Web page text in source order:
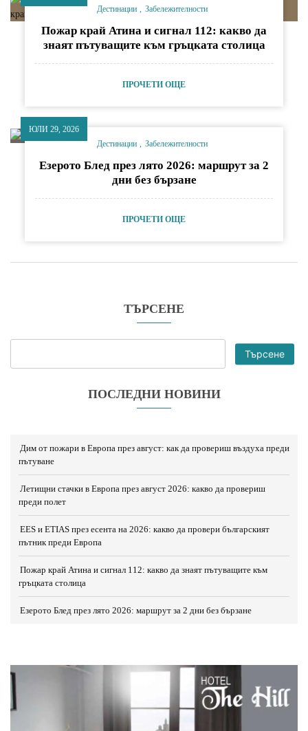
ТЪРСЕНЕ
Търсене
ПОСЛЕДНИ НОВИНИ
Дим от пожари в Европа през август: как да провериш въздуха преди
пътуване
Летищни стачки в Европа през август 2026: какво да провериш
преди полет
EES и ETIAS през есента на 2026: какво да провери българският
пътник преди Европа
Пожар край Атина и сигнал 112: какво да знаят пътуващите към
гръцката столица
Езерото Блед през лято 2026: маршрут за 2 дни без бързане
Дестинации Забележителности
Пожар край Атина и сигнал 112: какво да
знаят пътуващите към гръцката столица
ПРОЧЕТИ ОЩЕ
ЮЛИ 29, 2026
Дестинации
Забележителности
Езерото Блед през лято 2026: маршрут за 2
дни без бързане
ПРОЧЕТИ ОЩЕ